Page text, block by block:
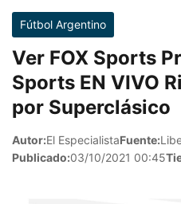
Fútbol Argentino
Ver FOX Sports
Sports EN VIVO
por Superclásico
Autor:El EspecialistaFuente:
Publicado:03/10/2021 00:45